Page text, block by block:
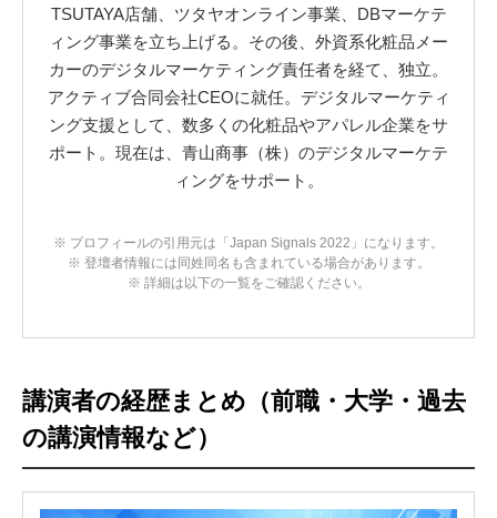
TSUTAYA店舗、ツタヤオンライン事業、DBマーケテ
ィング事業を立ち上げる。その後、外資系化粧品メー
カーのデジタルマーケティング責任者を経て、独立。
アクティブ合同会社CEOに就任。デジタルマーケティ
ング支援として、数多くの化粧品やアパレル企業をサ
ポート。現在は、青山商事（株）のデジタルマーケテ
ィングをサポート。
※ プロフィールの引用元は「Japan Signals 2022」になります。
※ 登壇者情報には同姓同名も含まれている場合があります。
※ 詳細は以下の一覧をご確認ください。
講演者の経歴まとめ（前職・大学・過去
の講演情報など）